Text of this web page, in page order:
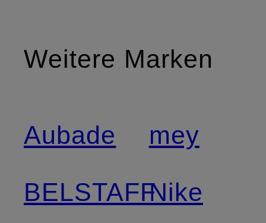
Weitere Marken
Aubade
BELSTAFF
mey
Nike